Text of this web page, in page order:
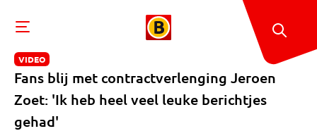
VIDEO
Fans blij met contractverlenging Jeroen
Zoet: 'Ik heb heel veel leuke berichtjes
gehad'